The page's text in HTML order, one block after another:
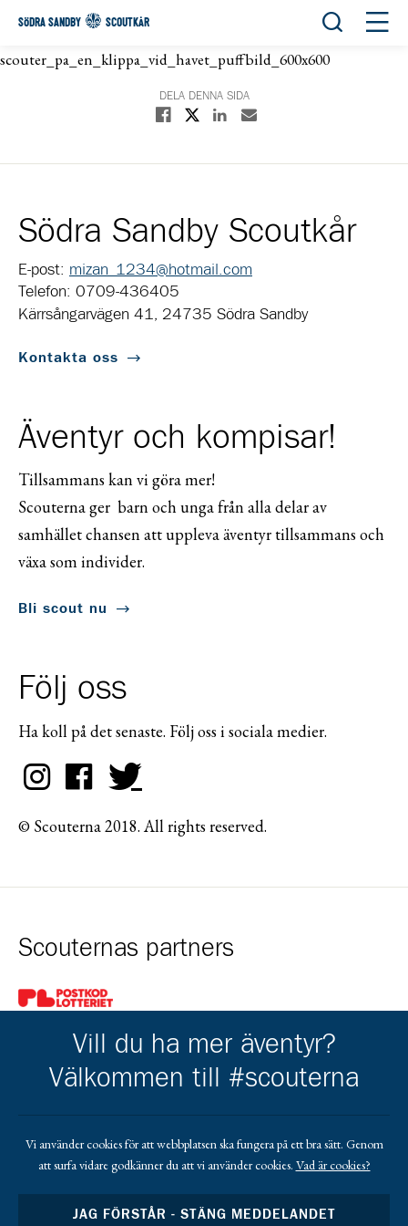
SÖDRA SANDBY SCOUTKÅR Öppna
scouter_pa_en_klippa_vid_havet_puffbild_600x600
DELA DENNA SIDA
Dela på Facebook
Dela på XDela på Linkedin
Dela med E-post
Södra Sandby Scoutkår
E-post: mizan_1234@hotmail.com
Telefon: 0709-436405
Kärrsångarvägen 41, 24735 Södra Sandby
Kontakta oss
Äventyr och kompisar!
Tillsammans kan vi göra mer!
Scouterna ger barn och unga från alla delar av
samhället chansen att uppleva äventyr tillsammans och
växa som individer.
Bli scout nu
Följ oss
Ha koll på det senaste. Följ oss i sociala medier.
© Scouterna 2018. All rights reserved.
Scouternas partners
Gå till pl_50
Kårens partners
Gå till https://www.facebook.com/
Gå till https://lindgrenisandby.com/
Gå till https://Gå till https://sparbankenskane.se/
Vill du ha mer äventyr?
Välkommen till #scouterna
Vi använder cookies för att webbplatsen ska fungera på ett bra sätt. Genom
att surfa vidare godkänner du att vi använder cookies. Vad är cookies?
JAG FÖRSTÅR - STÄNG MEDDELANDET